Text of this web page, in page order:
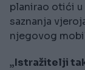
planirao otići
saznanja
njegovog
„Istražitelji